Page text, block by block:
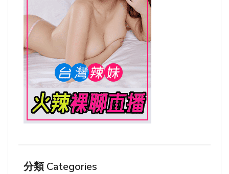
分類 Categories